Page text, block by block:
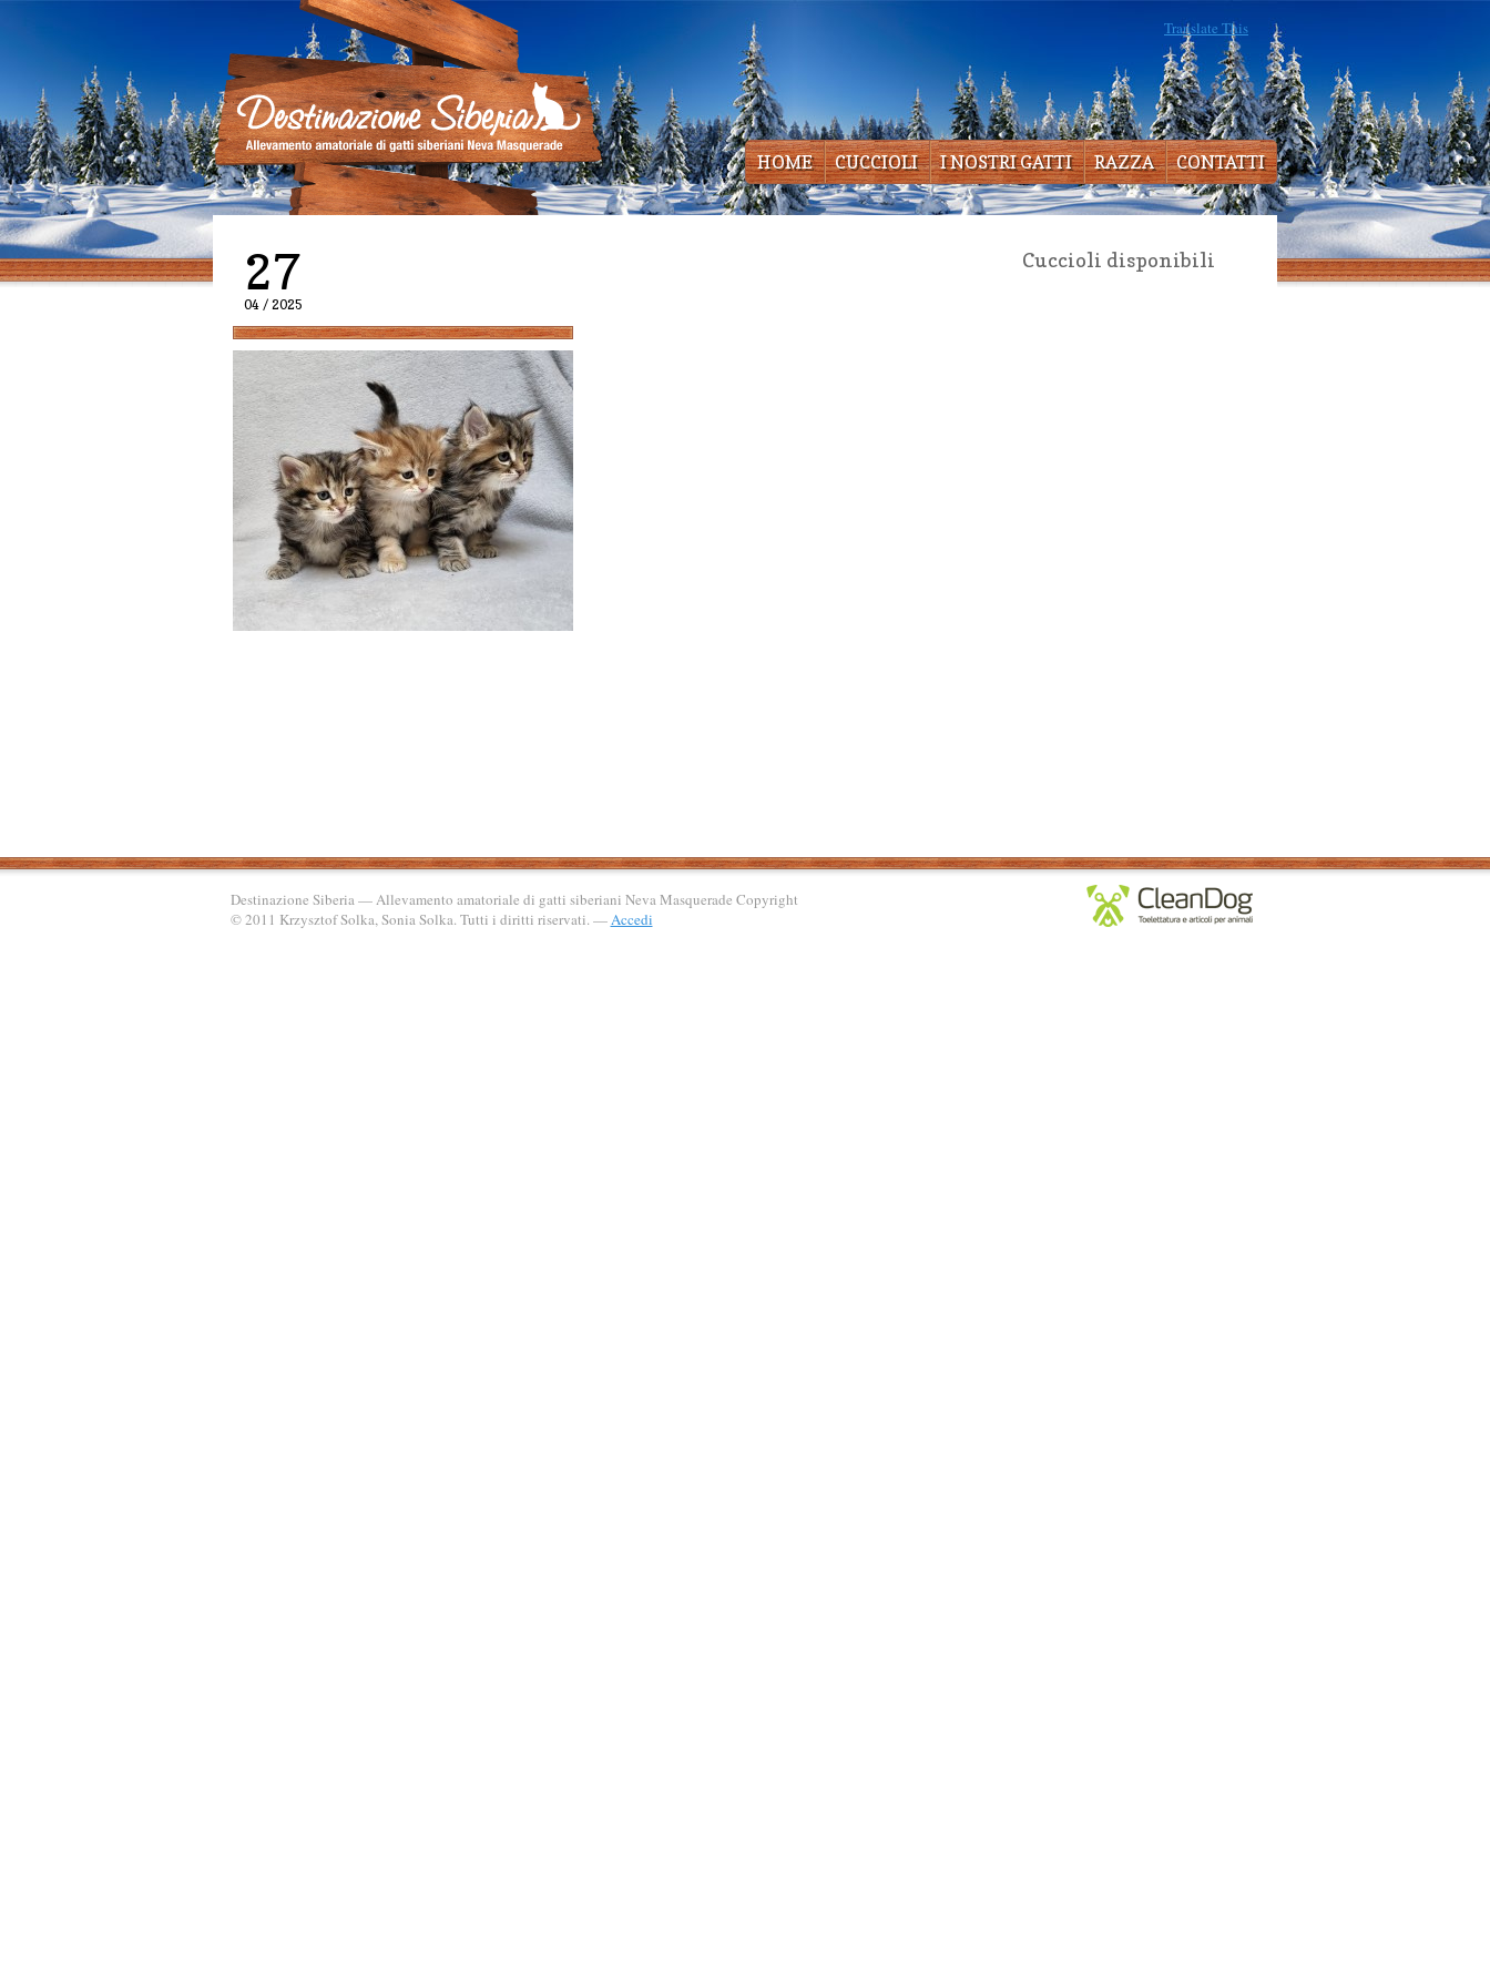
Translate This
HOME CUCCIOLI I NOSTRI GATTI RAZZA CONTATTI
27
04 / 2025
Cuccioli disponibili
Destinazione Siberia — Allevamento amatoriale di gatti siberiani Neva Masquerade Copyright
© 2011 Krzysztof Solka, Sonia Solka. Tutti i diritti riservati. —Accedi